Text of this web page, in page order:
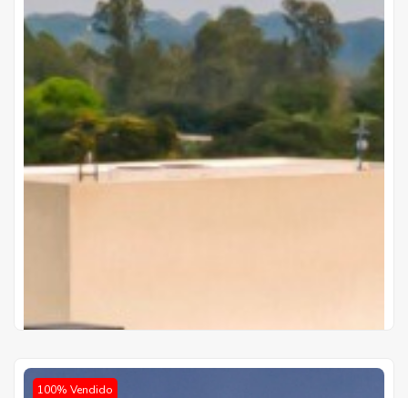
Precio desdeGs 422.530.000
Cuotas de
Gs 4.670.000
20 años de plazo
100% Vendido